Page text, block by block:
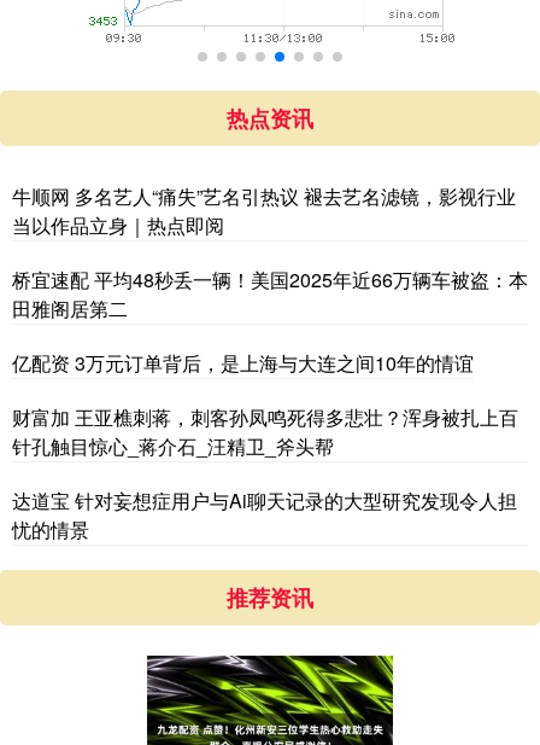
热点资讯
牛顺网 多名艺人“痛失”艺名引热议 褪去艺名滤镜，影视行业
当以作品立身｜热点即阅
桥宜速配 平均48秒丢一辆！美国2025年近66万辆车被盗：本
田雅阁居第二
亿配资 3万元订单背后，是上海与大连之间10年的情谊
财富加 王亚樵刺蒋，刺客孙凤鸣死得多悲壮？浑身被扎上百
针孔触目惊心_蒋介石_汪精卫_斧头帮
达道宝 针对妄想症用户与Ai聊天记录的大型研究发现令人担
忧的情景
推荐资讯